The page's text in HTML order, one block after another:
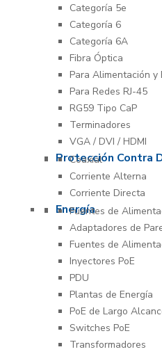
Categoría 5e
Categoría 6
Categoría 6A
Fibra Óptica
Para Alimentación y
Para Redes RJ-45
RG59 Tipo CaP
Terminadores
VGA / DVI / HDMI
Protección Contra
Coaxial
Corriente Alterna
Corriente Directa
Energía
Fuentes de
Adaptadores de
Fuentes de
Inyectores PoE
PDU
Plantas de Energía
PoE de Largo
Switches PoE
Transformadores